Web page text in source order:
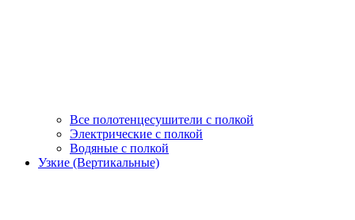
Все полотенцесушители с полкой
Электрические с полкой
Водяные с полкой
Узкие (Вертикальные)